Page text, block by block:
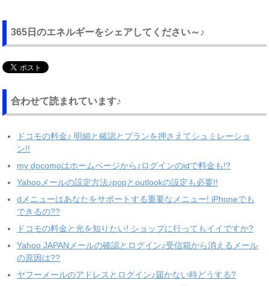
365日のエネルギーをシェアしてください～♪
合わせて読まれています♪
ドコモの料金♪ 明細と確認とプランを押さえてシュミレーショ
ン!!
my docomoはホームページから♪ログインのidで料金も!?
Yahooメールの設定方法♪popとoutlookの設定も必要!!
dメニューはあなたをサポートする重要なメニュー! iPhoneでも
できるの??
ドコモの料金と光を知りたい! ショップに行ってもイイですか?
Yahoo JAPANメールの確認とログイン♪受信箱から消えるメール
の原因は??
ヤフーメールのアドレスとログイン♪届かない時どうする?